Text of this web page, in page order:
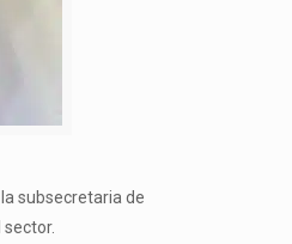
subsecretaria de